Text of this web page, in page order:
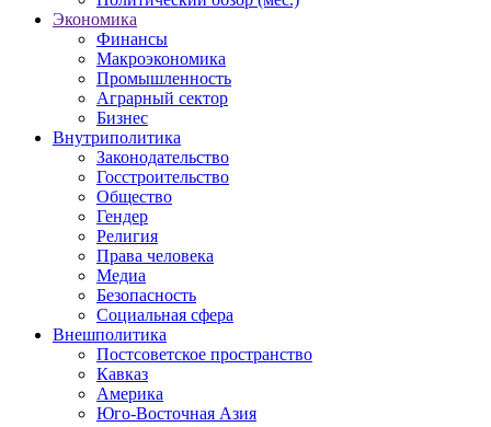
Экономика
Финансы
Макроэкономика
Промышленность
Аграрный сектор
Бизнес
Внутриполитика
Законодательство
Госстроительство
Общество
Гендер
Религия
Права человека
Медиа
Безопасность
Социальная сфера
Внешполитика
Постсоветское пространство
Кавказ
Америка
Юго-Восточная Азия